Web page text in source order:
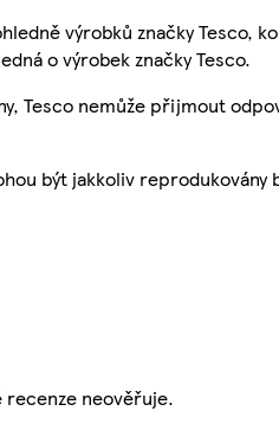
výrobků značky Tesco,
o výrobek značky Tesco.
Tesco nemůže přijmout
být jakkoliv
recenze neověřuje.